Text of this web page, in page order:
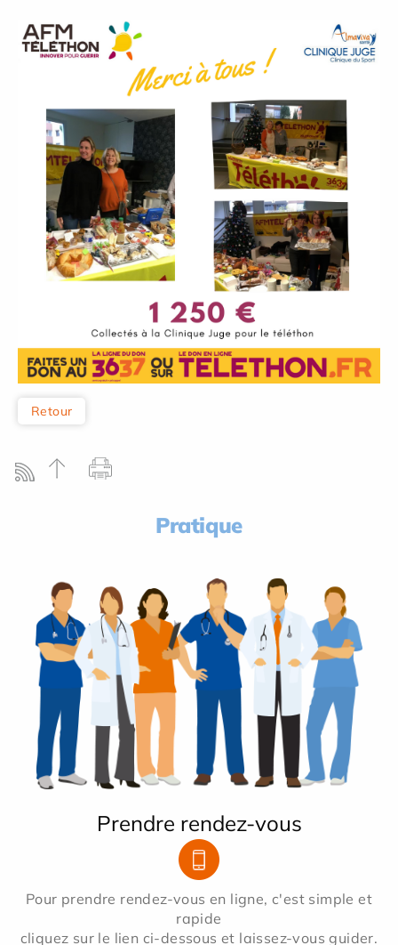
Retour
Pratique
Prendre rendez-vous
Pour prendre rendez-vous en ligne, c'est simple et
rapide
cliquez sur le lien ci-dessous et laissez-vous guider.